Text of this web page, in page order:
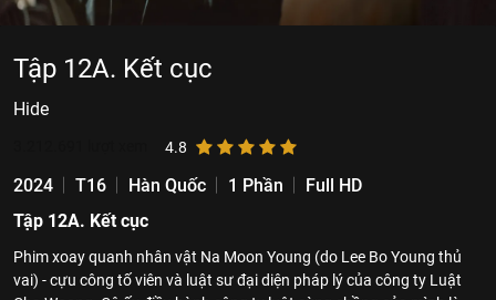
Tập 12A. Kết cục
Hide
4.8
2024 T16 Hàn Quốc 1 Phần
Full HD
Tập 12A. Kết cục
Phim xoay quanh nhân vật Na Moon Young (do Lee Bo Young thủ
vai) - cựu công tố viên và luật sư đại diện pháp lý của công ty Luật